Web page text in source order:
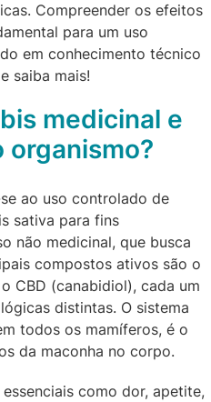
Compreender os efeitos
para um uso
em conhecimento técnico
saiba mais!
medicinal e
organismo?
ao uso controlado de
sativa para fins
não medicinal, que busca
compostos ativos são o
CBD (canabidiol), cada um
distintas. O sistema
todos os mamíferos, é o
da maconha no corpo.
como dor, apetite,